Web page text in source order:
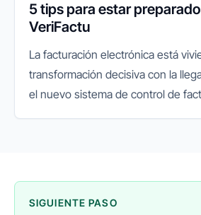
5 tips para estar
VeriFactu
La facturación electrónica está
transformación decisiva con la
el nuevo sistema de control de
SIGUIENTE PASO